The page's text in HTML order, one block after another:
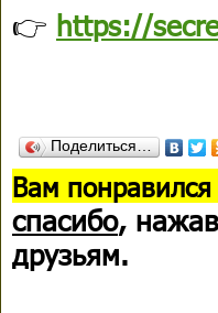
👉 https://
Поделиться…
Вам
спасибо,
друзьям.